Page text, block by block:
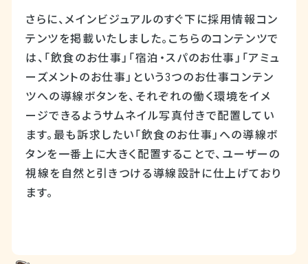
さらに、メインビジュアルのすぐ下に採用情報コン
テンツを掲載いたしました。こちらのコンテンツで
は、「飲食のお仕事」「宿泊・スパのお仕事」「アミュ
ーズメントのお仕事」という3つのお仕事コンテン
ツへの導線ボタンを、それぞれの働く環境をイメ
ージできるようサムネイル写真付きで配置してい
ます。最も訴求したい「飲食のお仕事」への導線ボ
タンを一番上に大きく配置することで、ユーザーの
視線を自然と引きつける導線設計に仕上げており
ます。